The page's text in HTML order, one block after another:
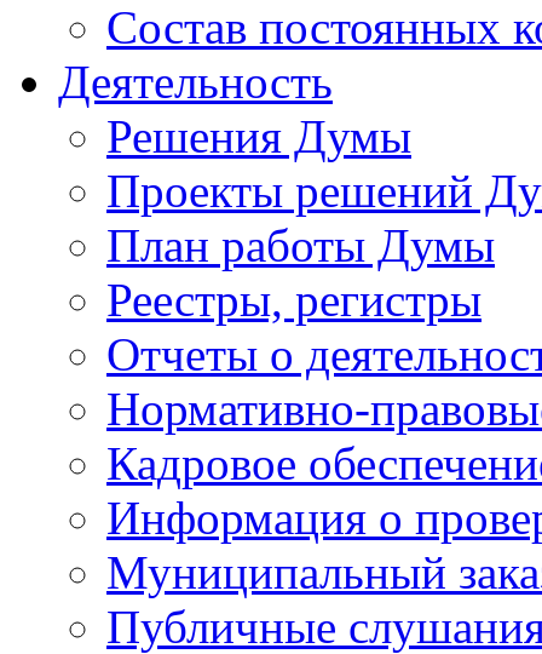
Состав постоянных
Деятельность
Решения Думы
Проекты решений
План работы Думы
Реестры, регистры
Отчеты о
Нормативно-
Кадровое
Информация о
Муниципальный
Публичные